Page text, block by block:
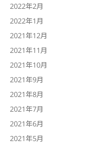
2022年2月
2022年1月
2021年12月
2021年11月
2021年10月
2021年9月
2021年8月
2021年7月
2021年6月
2021年5月